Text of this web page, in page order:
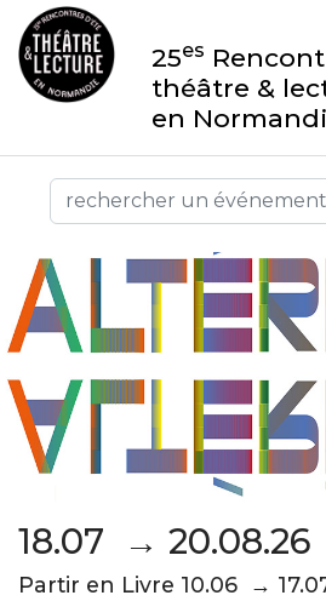
25es
théâtre &
en
18.07 → 20.08.26
Partir en Livre 10.06 →